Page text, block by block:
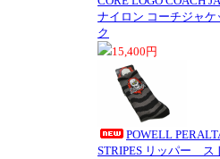
ナイロン コーチジャ
ク
15,400円
POWELL
STRIPES リッパー ス